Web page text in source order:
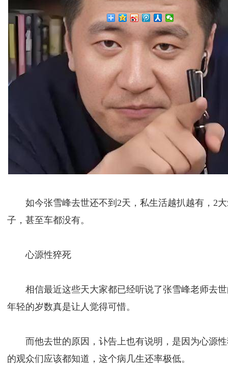
如今张雪峰去世还不到2天，私生活越扒越有，2
子，甚至车都没有。
心源性猝死
相信最近这些天大家都已经听说了张雪峰老师去
年轻的岁数真是让人觉得可惜。
而他去世的原因，讣告上也有说明，是因为心源
的观众们应该都知道，这个病几生还率极低。